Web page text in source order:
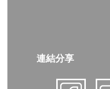
連結分享